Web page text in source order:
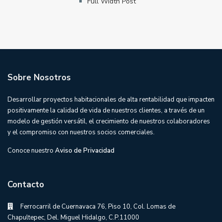
Sobre Nosotros
Desarrollar proyectos habitacionales de alta rentabilidad que impacten
positivamente la calidad de vida de nuestros clientes, a través de un
modelo de gestión versátil, el crecimiento de nuestros colaboradores
y el compromiso con nuestros socios comerciales.
Conoce nuestro Aviso de Privacidad
Contacto
Ferrocarril de Cuernavaca 76, Piso 10, Col. Lomas de
Chapultepec, Del. Miguel Hidalgo, C.P.11000